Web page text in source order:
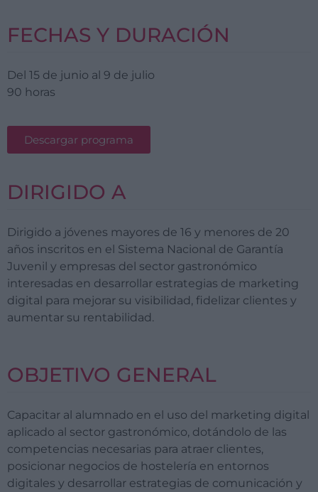
FECHAS Y DURACIÓN
Del 15 de junio al 9 de julio
90 horas
Descargar programa
DIRIGIDO A
Dirigido a jóvenes mayores de 16 y menores de 20
años inscritos en el Sistema Nacional de Garantía
Juvenil y empresas del sector gastronómico
interesadas en desarrollar estrategias de marketing
digital para mejorar su visibilidad, fidelizar clientes y
aumentar su rentabilidad.
OBJETIVO GENERAL
Capacitar al alumnado en el uso del marketing digital
aplicado al sector gastronómico, dotándolo de las
competencias necesarias para atraer clientes,
posicionar negocios de hostelería en entornos
digitales y desarrollar estrategias de comunicación y